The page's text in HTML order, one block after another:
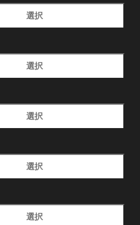
選択
選択
選択
選択
選択